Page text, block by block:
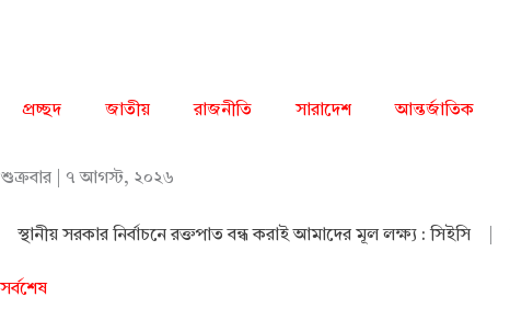
প্রচ্ছদ জাতীয় রাজনীতি সারাদেশ আন্তর্জাতিক
শুক্রবার | ৭ আগস্ট, ২০২৬
স্থানীয় সরকার নির্বাচনে রক্তপাত বন্ধ করাই আমাদের মূল লক্ষ্য : সিইসি
সর্বশেষ